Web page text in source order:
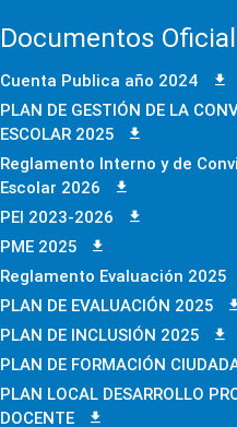
Documentos
Cuenta Publica año 2024
PLAN DE GESTIÓN DE LA
ESCOLAR 2025
Reglamento Interno y de
Escolar 2026
PEI 2023-2026
PME 2025
Reglamento Evaluación 2025
PLAN DE EVALUACIÓN 2025
PLAN DE INCLUSIÓN 2025
PLAN DE FORMACIÓN
PLAN LOCAL DESARROLLO
DOCENTE